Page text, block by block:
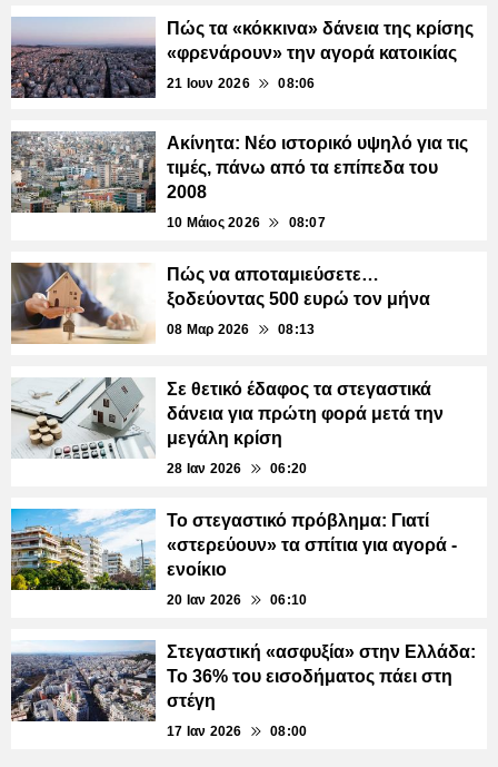
Πώς τα «κόκκινα» δάνεια της κρίσης
«φρενάρουν» την αγορά κατοικίας
21 Ιουν 2026 08:06
Ακίνητα: Νέο ιστορικό υψηλό για τις
τιμές, πάνω από τα επίπεδα του
2008
10 Μάιος 2026 08:07
Πώς να αποταμιεύσετε…
ξοδεύοντας 500 ευρώ τον μήνα
08 Μαρ 2026 08:13
Σε θετικό έδαφος τα στεγαστικά
δάνεια για πρώτη φορά μετά την
μεγάλη κρίση
28 Ιαν 2026 06:20
Το στεγαστικό πρόβλημα: Γιατί
«στερεύουν» τα σπίτια για αγορά -
ενοίκιο
20 Ιαν 2026 06:10
Στεγαστική «ασφυξία» στην Ελλάδα:
Το 36% του εισοδήματος πάει στη
στέγη
17 Ιαν 2026 08:00